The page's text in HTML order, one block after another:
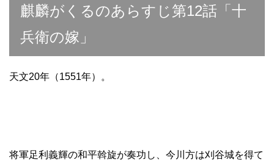
麒麟がくるのあらすじ第12話「十
兵衛の嫁」
天文20年（1551年）。
将軍足利義輝の和平斡旋が奏功し、今川方は刈谷城を得て